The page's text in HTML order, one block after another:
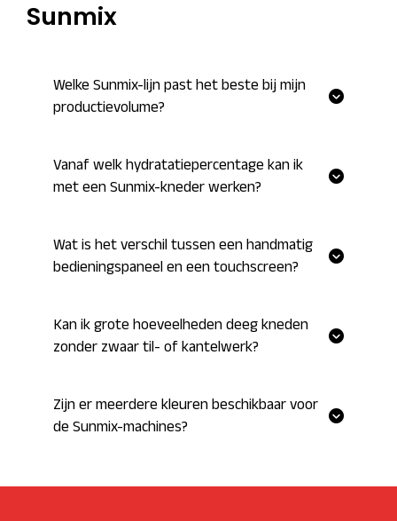
Sunmix
Welke Sunmix-lijn past het beste bij mijn
productievolume?
Vanaf welk hydratatiepercentage kan ik
met een Sunmix-kneder werken?
Wat is het verschil tussen een handmatig
bedieningspaneel en een touchscreen?
Kan ik grote hoeveelheden deeg kneden
zonder zwaar til- of kantelwerk?
Zijn er meerdere kleuren beschikbaar voor
de Sunmix-machines?